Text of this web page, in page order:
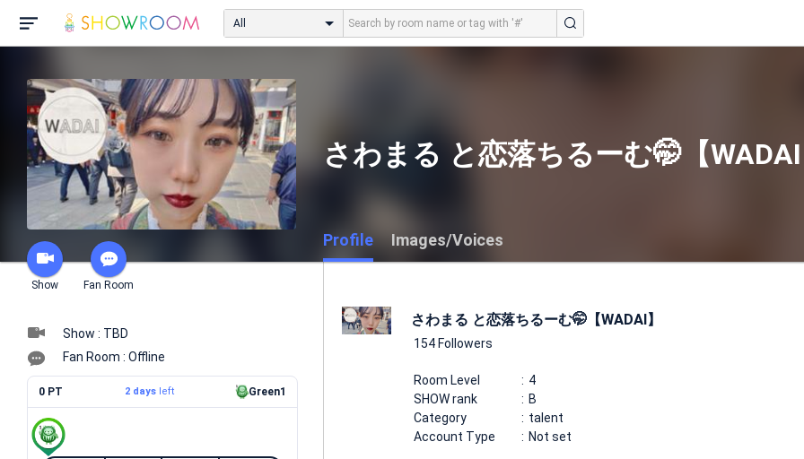
All
Show Fan Room
さわまる と恋落ちるーむ🤭【WADAI
Profile Images/Voices
Show : TBD
Fan Room : Offline
0 PT 2 daysleft Green1
さわまる と恋落ちるーむ🤭【WADAI】
154 Followers
Room Level
4
SHOW rank
B
Category
talent
Account Type
Not set